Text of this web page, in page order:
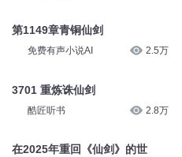
第1149章青铜仙剑
免费有声小说AI 2.5万
3701 重炼诛仙剑
酷匠听书 2.8万
在2025年重回《仙剑》的世